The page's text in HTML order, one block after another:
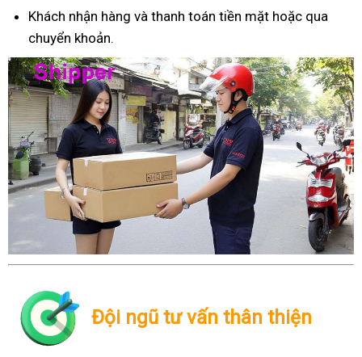
Khách nhận hàng và thanh toán tiền mặt hoặc qua
chuyển khoản.
Đội ngũ tư vấn thân thiện